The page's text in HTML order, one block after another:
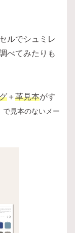
ルでシュミレ
べてみたりも
＋革見本がす
で見本のない メー